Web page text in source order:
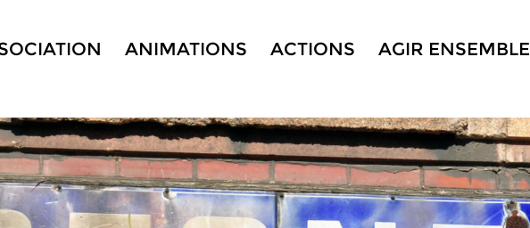
ANIMATIONS ACTIONS AGIR ENSEMBLE